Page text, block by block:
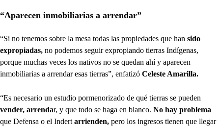
“Aparecen inmobiliarias a arrendar”
“Si no tenemos sobre la mesa todas las propiedades que han sido
expropiadas, no podemos seguir expropiando tierras Indígenas,
porque muchas veces los nativos no se quedan ahí y aparecen
inmobiliarias a arrendar esas tierras”, enfatizó Celeste Amarilla.
“Es necesario un estudio pormenorizado de qué tierras se pueden
vender, arrendar, y que todo se haga en blanco. No hay problema
que Defensa o el Indert arrienden, pero los ingresos tienen que llegar